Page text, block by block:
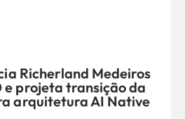
Richerland Medeiros
e projeta transição da
arquitetura AI Native